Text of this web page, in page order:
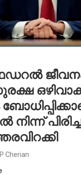
നിന്ന്
Cherian